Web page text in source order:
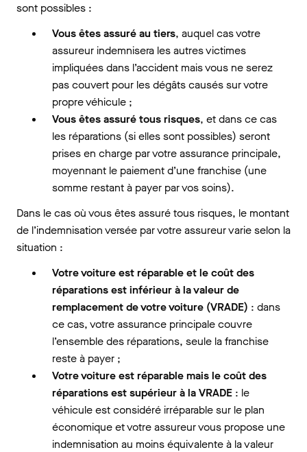
sont possibles :
Vous êtes assuré au tiers, auquel cas votre
assureur indemnisera les autres victimes
impliquées dans l’accident mais vous ne serez
pas couvert pour les dégâts causés sur votre
propre véhicule ;
Vous êtes assuré tous risques, et dans ce cas
les réparations (si elles sont possibles) seront
prises en charge par votre assurance principale,
moyennant le paiement d’une franchise (une
somme restant à payer par vos soins).
Dans le cas où vous êtes assuré tous risques, le montant
de l’indemnisation versée par votre assureur varie selon la
situation :
Votre voiture est réparable et le coût des
réparations est inférieur à la valeur de
remplacement de votre voiture (VRADE) : dans
ce cas, votre assurance principale couvre
l’ensemble des réparations, seule la franchise
reste à payer ;
Votre voiture est réparable mais le coût des
réparations est supérieur à la VRADE : le
véhicule est considéré irréparable sur le plan
économique et votre assureur vous propose une
indemnisation au moins équivalente à la valeur